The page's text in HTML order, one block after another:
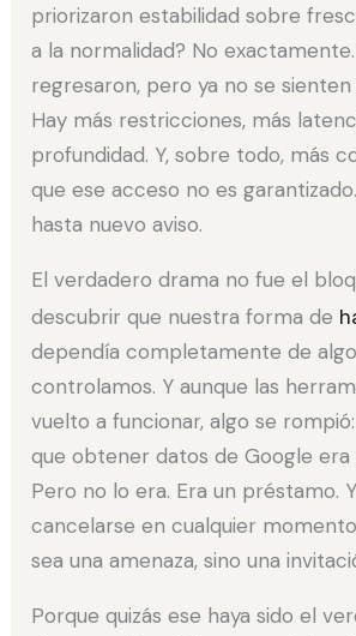
priorizaron estabilidad sobre
a la normalidad? No
regresaron, pero ya no se
Hay más restricciones, más
profundidad. Y, sobre todo, más
que ese acceso no es
hasta nuevo aviso.
El verdadero drama no fue el
descubrir que nuestra forma de
dependía completamente de
controlamos. Y aunque las
vuelto a funcionar, algo se
que obtener datos de Google era
Pero no lo era. Era un préstamo.
cancelarse en cualquier
sea una amenaza, sino una
Porque quizás ese haya sido el